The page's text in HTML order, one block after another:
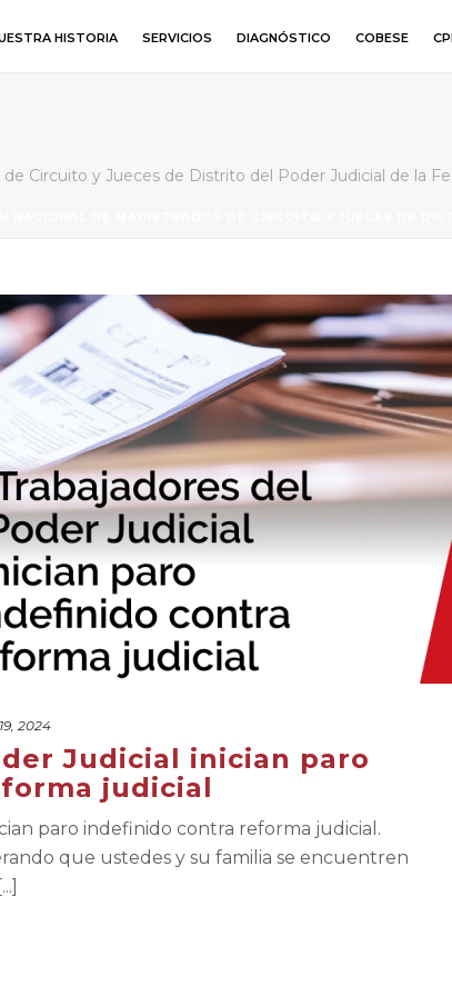
HISTORIA SERVICIOS DIAGNÓSTICO COBESE
Circuito y Jueces de Distrito del Poder Judicial de la
2024
Judicial inician paro
judicial
paro indefinido contra reforma judicial.
que ustedes y su familia se encuentren